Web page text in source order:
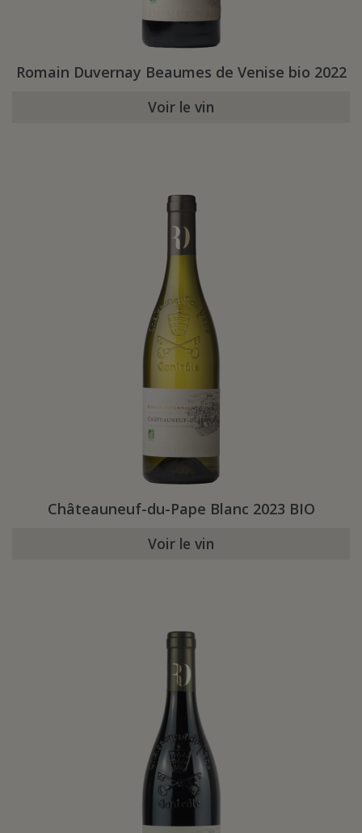
Romain Duvernay Beaumes de Venise bio 2022
Voir le vin
Châteauneuf-du-Pape Blanc 2023 BIO
Voir le vin